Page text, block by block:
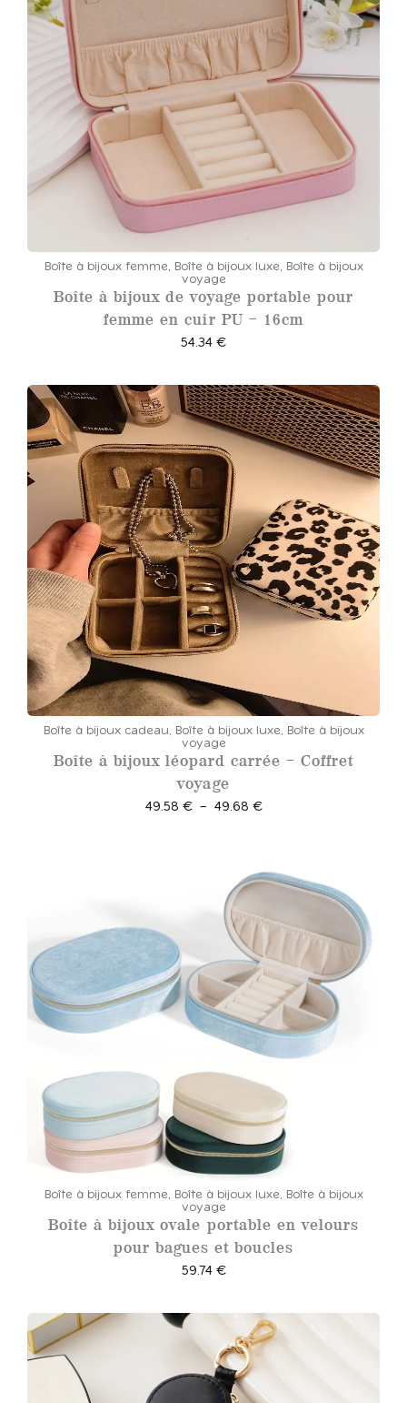
Boîte à bijoux femme Boîte à bijoux luxe
Boîte à bijoux
voyage
Boîte à bijoux de voyage portable pour
femme en cuir PU – 16cm
54.34 €
Boîte à bijoux cadeau, Boîte à bijoux luxe, Boîte à bijoux
voyage
Boîte à bijoux léopard carrée – Coffret
voyage
49.58 € – 49.68 €P
g
d
e
i
x
9
.
5
8
.
6
Boîte à bijoux femme, Boîte à bijoux luxe, Boîte à bijoux
voyage
Boîte à bijoux ovale portable en velours
pour bagues et boucles
59.74 €